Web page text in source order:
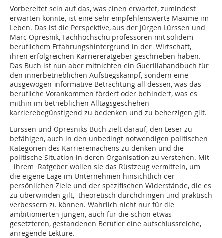
Vorbereitet sein auf das, was einen erwartet, zumindest
erwarten könnte, ist eine sehr empfehlenswerte Maxime im
Leben. Das ist die Perspektive, aus der Jürgen Lürssen und
Marc Opresnik, Fachhochschulprofessoren mit solidem
beruflichem Erfahrungshintergrund in der Wirtschaft,
ihren erfolgreichen Karriereratgeber geschrieben haben.
Das Buch ist nun aber mitnichten ein Guerillahandbuch für
den innerbetrieblichen Aufstiegskampf, sondern eine
ausgewogen-informative Betrachtung all dessen, was das
berufliche Vorankommen fördert oder behindert, was es
mithin im betrieblichen Alltagsgeschehen
karrierebegünstigend zu bedenken und zu beherzigen gilt.
Lürssen und Opresniks Buch zielt darauf, den Leser zu
befähigen, auch in den unbedingt notwendigen politischen
Kategorien des Karrieremachens zu denken und die
politische Situation in deren Organisation zu verstehen. Mit
ihrem Ratgeber wollen sie das Rüstzeug vermitteln, um
die eigene Lage im Unternehmen hinsichtlich der
persönlichen Ziele und der spezifischen Widerstände, die es
zu überwinden gilt, theoretisch durchdringen und praktisch
verbessern zu können. Wahrlich nicht nur für die
ambitionierten jungen, auch für die schon etwas
gesetzteren, gestandenen Berufler eine aufschlussreiche,
anregende Lektüre.